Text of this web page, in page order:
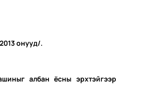
3онууд/.
албан ёсны эрхтэйгээр